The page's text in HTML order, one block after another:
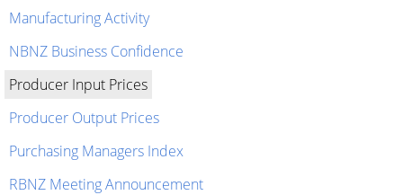
Manufacturing Activity
NBNZ Business Confidence
Producer Input Prices
Producer Output Prices
Purchasing Managers Index
RBNZ Meeting Announcement